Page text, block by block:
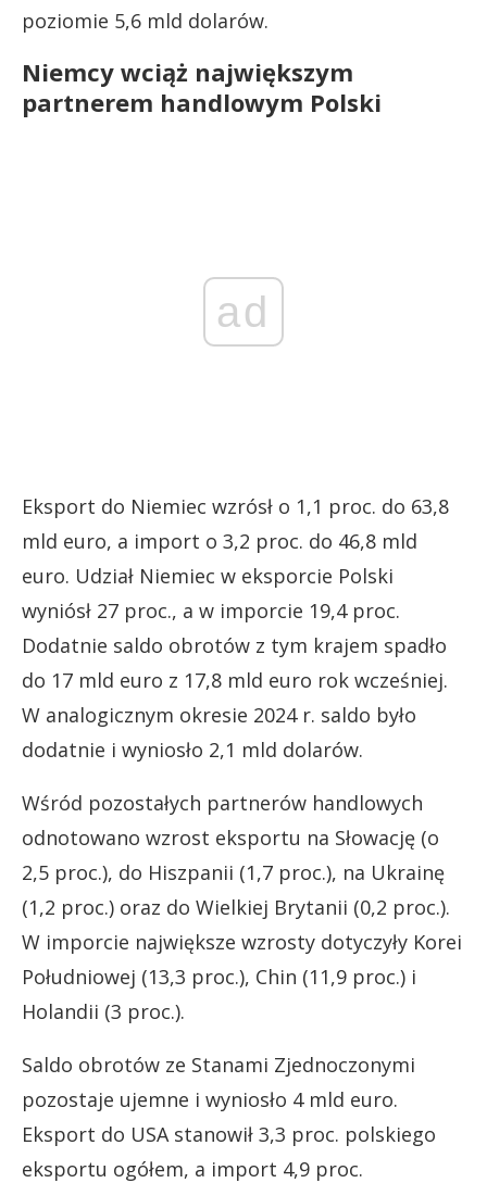
poziomie 5,6 mld dolarów.
Niemcy wciąż największym
partnerem handlowym Polski
ad
Eksport do Niemiec wzrósł o 1,1 proc. do 63,8
mld euro, a import o 3,2 proc. do 46,8 mld
euro. Udział Niemiec w eksporcie Polski
wyniósł 27 proc., a w imporcie 19,4 proc.
Dodatnie saldo obrotów z tym krajem spadło
do 17 mld euro z 17,8 mld euro rok wcześniej.
W analogicznym okresie 2024 r. saldo było
dodatnie i wyniosło 2,1 mld dolarów.
Wśród pozostałych partnerów handlowych
odnotowano wzrost eksportu na Słowację (o
2,5 proc.), do Hiszpanii (1,7 proc.), na Ukrainę
(1,2 proc.) oraz do Wielkiej Brytanii (0,2 proc.).
W imporcie największe wzrosty dotyczyły Korei
Południowej (13,3 proc.), Chin (11,9 proc.) i
Holandii (3 proc.).
Saldo obrotów ze Stanami Zjednoczonymi
pozostaje ujemne i wyniosło 4 mld euro.
Eksport do USA stanowił 3,3 proc. polskiego
eksportu ogółem, a import 4,9 proc.